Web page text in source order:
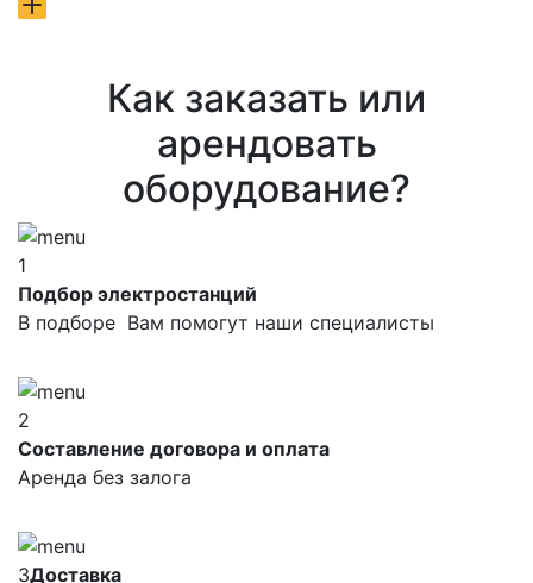
Как заказать или
арендовать
оборудование?
1
Подбор электростанций
В подборе Вам помогут наши специалисты
2
Составление договора и оплата
Аренда без залога
3Доставка